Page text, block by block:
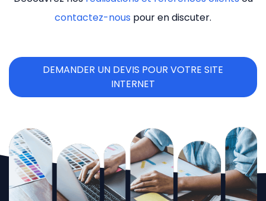
contactez-nous pour en discuter.
DEMANDER UN DEVIS POUR VOTRE SITE
INTERNET